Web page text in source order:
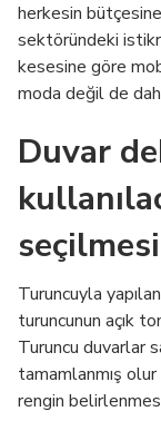
herkesin
sektöründeki
kesesine göre
moda değil de
Duvar
seçilmesi
Turuncuyla
turuncunun açık
Turuncu duvarlar
tamamlanmış
rengin